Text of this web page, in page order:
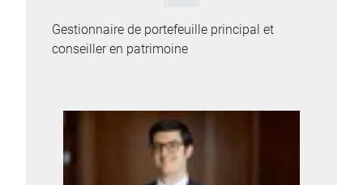
Gestionnaire de portefeuille principal et
conseiller en patrimoine